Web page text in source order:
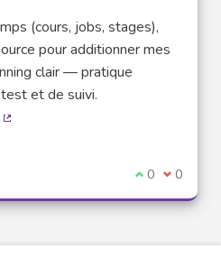
(cours, jobs, stages),
pour additionner mes
clair — pratique
et de suivi.
I agree with
0 I 0